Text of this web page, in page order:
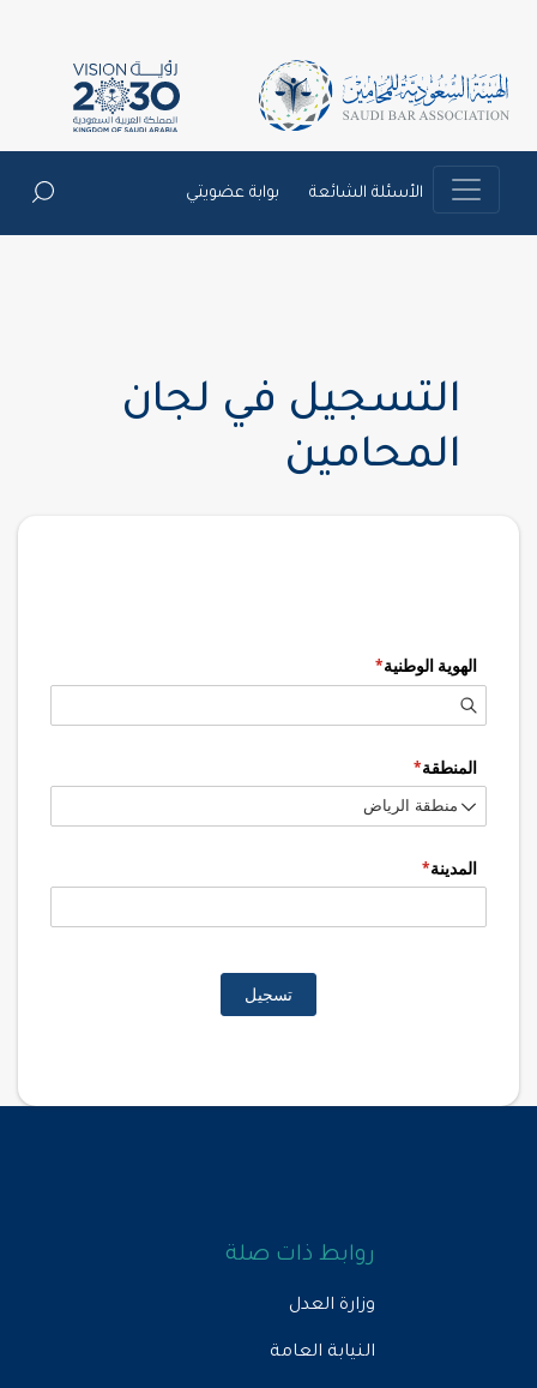
الأسئلة الشائعة بوابة عضويتي
التسجيل في لجان
المحامين
الهوية الوطنية*
(required)
المنطقة*
(required)
المدينة*
(required)
تسجيل
روابط ذات صلة
وزارة العدل
النيابة العامة